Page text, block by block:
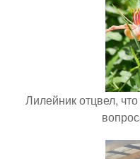
Лилейник отцвел,